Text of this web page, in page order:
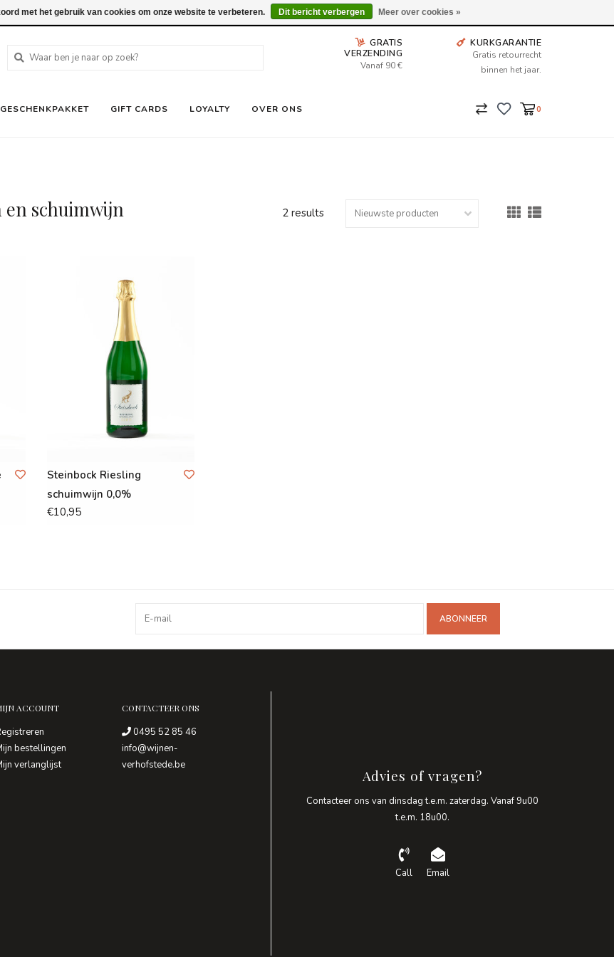
Wij leveren tot aan uw deur. Afhalen is mogelijk.
GRATIS
VERZENDING
Vanaf 90 €
KURKGARANTIE
Gratis retourrecht
binnen het jaar.
GESCHENKPAKKET GIFT CARDS LOYALTY OVER ONS 0
schuimwijn 2 results
Steinbock Riesling
schuimwijn 0,0%
€10,95
ABONNEER
ACCOUNT
bestellingen
verlanglijst
CONTACTEER ONS
0495 52 85 46
info@wijnen-
verhofstede.be
Advies of vragen?
Contacteer ons van dinsdag t.e.m. zaterdag. Vanaf 9u00
t.e.m. 18u00.
Call Email
met het gebruik van cookies om onze website te verbeteren. Dit bericht verbergen Meer over cookies »